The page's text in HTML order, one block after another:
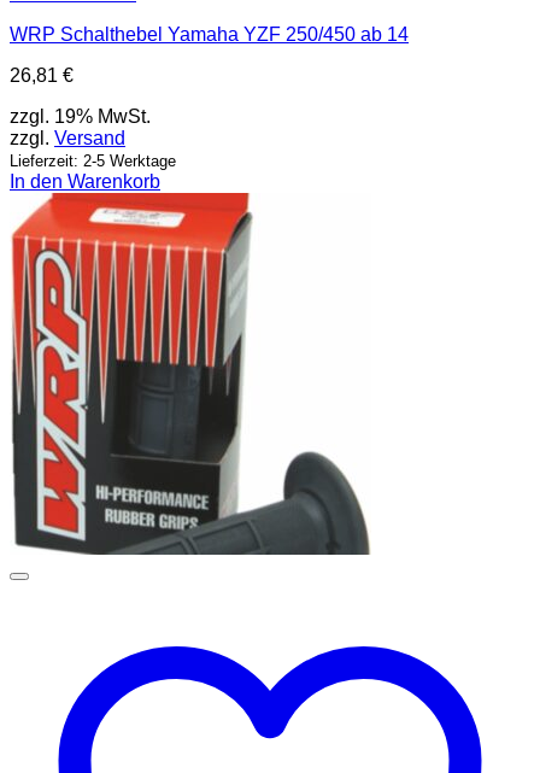
WRP Schalthebel Yamaha YZF 250/450 ab 14
26,81 €
zzgl. 19% MwSt.
zzgl. Versand
Lieferzeit: 2-5 Werktage
In den Warenkorb